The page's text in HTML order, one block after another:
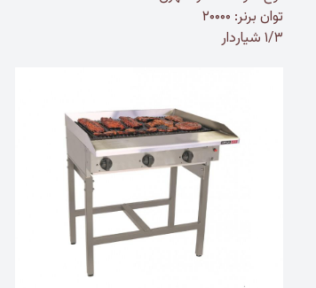
توان برنر: ۲۰۰۰۰
۱/۳ شیاردار